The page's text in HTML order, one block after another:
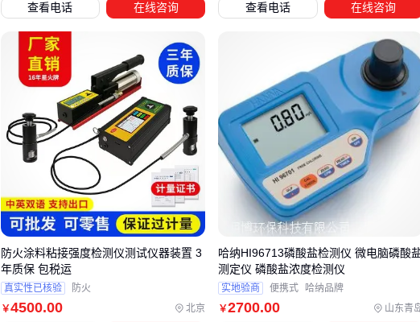
选择颗粒物检测仪时，仅关注量程和精度参数远远不够。实际
应用中，环境温湿度、粉尘特性以及连续监测需求会显著影响
车间环境：粉尘浓度波动大且可能存在油雾干扰，需要选择
抗干扰强的激光散射法设备，并优先考虑防爆型号
实验室场景：对数据稳定性要求高，β射线法检测仪更适合长
期监测，但需配合温湿度控制系统使用
户外作业：便携性和电池续航成为关键，同时要评估设备在
极端温度下的工作稳定性
在线颗粒物监测系统
特别适合需要24小时连续记录数据的场
景，比如工厂排放口监测。这类系统通常集成多参数传感器，
但安装位置和采样管路设计会直接影响数据准确性。
在快速响应和便携性上优势明显，但要注意
查看电话 在线咨询 查看电话 在线咨询
￥4500.00 北京
防火涂料粘接强度检测仪测试仪器装置 3
年质保 包税运
真实性已核验 防火
￥2700.00 山东青
哈纳HI96713磷酸盐检测仪 微电脑磷酸
测定仪 磷酸盐浓度检测仪
实地验商 便携式 哈纳品牌